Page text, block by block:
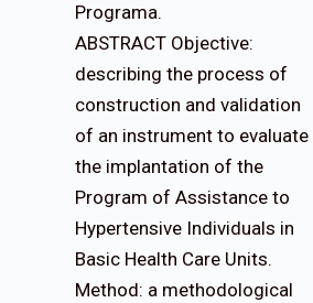
Programa.
ABSTRACT Objective:
describing the process of
construction and validation
of an instrument to evaluate
the implantation of the
Program of Assistance to
Hypertensive Individuals in
Basic Health Care Units.
Method: a methodological